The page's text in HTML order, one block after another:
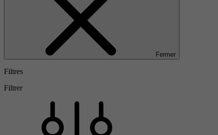
Fermer
Filtres
Filtrer